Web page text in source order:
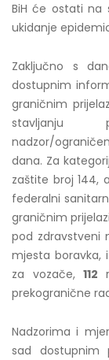
BiH će ostati na
ukidanje
Zaključno s
dostupnim
graničnim
stavljanju
nadzor/
dana. Za
zaštite broj 144,
federalni
graničnim
pod zdravstveni
mjesta boravka,
za vozače,112
prekogranične
Nadzorima i
sad dostupnim